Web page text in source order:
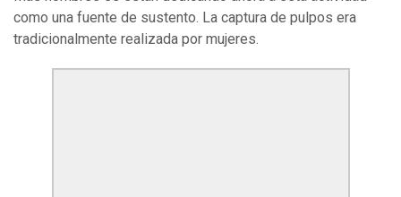
como una fuente de sustento. La captura de pulpos era
tradicionalmente realizada por mujeres.